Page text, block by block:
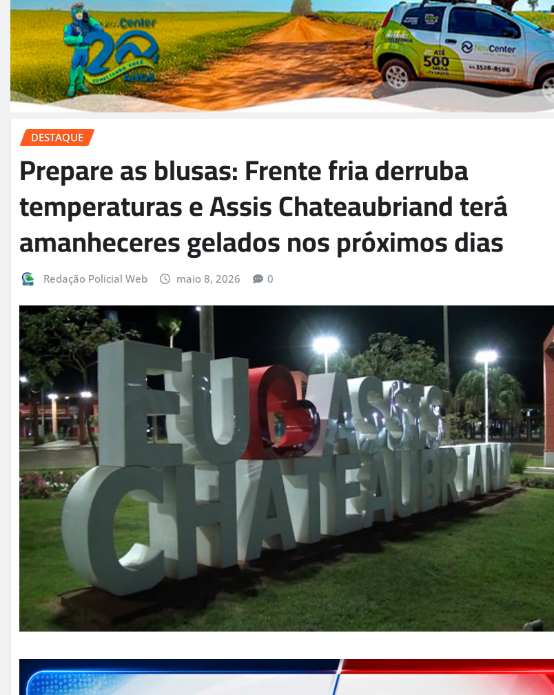
DESTAQUE
Prepare as blusas: Frente fria derruba
temperaturas e Assis Chateaubriand terá
amanheceres gelados nos próximos dias
Redação Policial Web maio 8, 2026 0